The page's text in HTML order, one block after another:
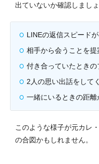
出ていないか確認しましょ
LINEの返信スピード
相手から会うことを提
付き合っていたとき
2人の思い出話をして
一緒にいるときの距離
このような様子が元カレ
の合図かもしれません。